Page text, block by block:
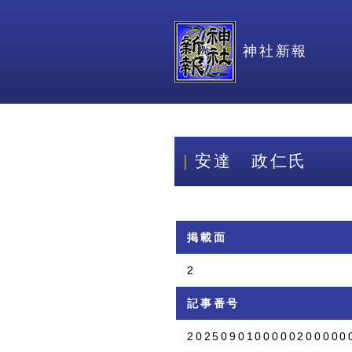
神社新報
安達 政仁氏
掲載面
2
記事番号